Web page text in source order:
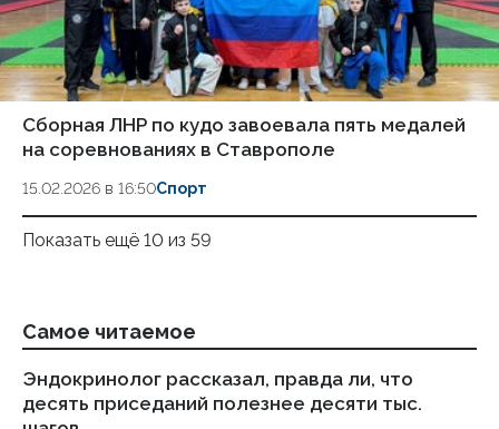
Сборная ЛНР по кудо завоевала пять медалей
на соревнованиях в Ставрополе
15.02.2026 в 16:50Спорт
Показать ещё 10 из 59
Самое читаемое
Эндокринолог рассказал, правда ли, что
десять приседаний полезнее десяти тыс.